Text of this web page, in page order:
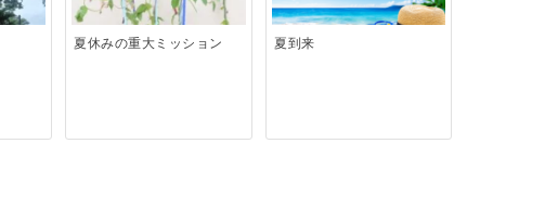
夏休みの重大ミッション 夏到来